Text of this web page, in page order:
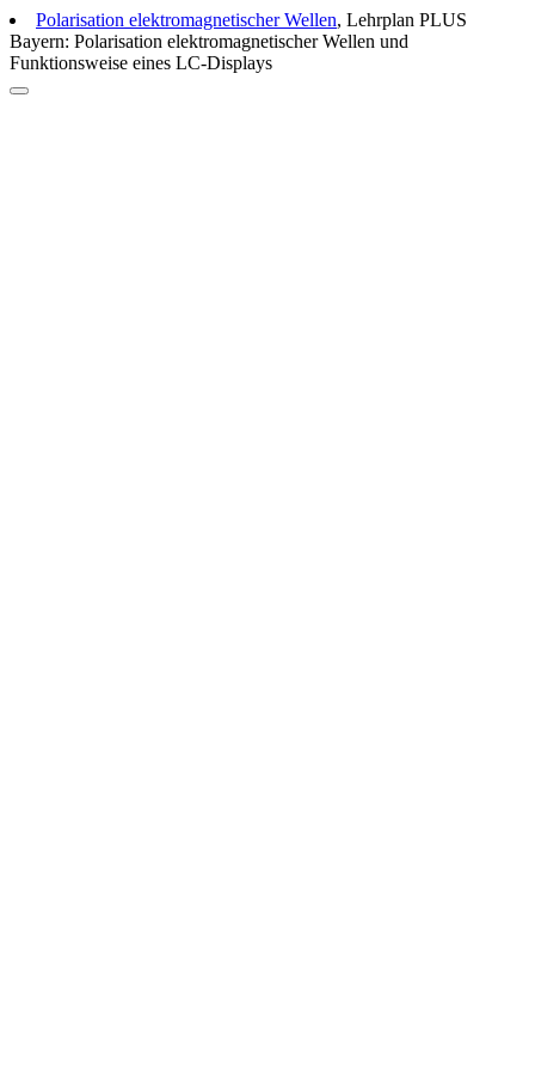
Polarisation elektromagnetischer Wellen, Lehrplan PLUS
Bayern: Polarisation elektromagnetischer Wellen und
Funktionsweise eines LC-Displays